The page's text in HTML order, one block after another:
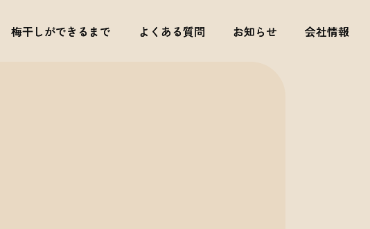
梅干しができるまで よくある質問 お知らせ 会社情報
梅干しができるまで よくある質問 お知らせ 会社情報